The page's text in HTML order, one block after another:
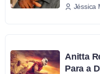
Jéssica
Anitta
Para a